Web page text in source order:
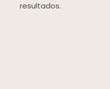
resultados.